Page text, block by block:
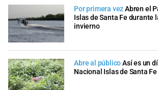
Por primera vezAbren el
Islas de Santa Fe durante
invierno
Abre al públicoAsí es un
Nacional Islas de Santa Fe